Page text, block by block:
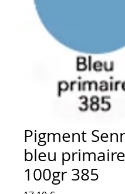
Pigment
bleu primaire
100gr 385